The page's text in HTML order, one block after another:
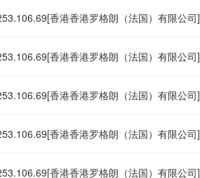
香港香港罗格朗（法国）有限公司]
香港香港罗格朗（法国）有限公司]
香港香港罗格朗（法国）有限公司]
香港香港罗格朗（法国）有限公司]
香港香港罗格朗（法国）有限公司]